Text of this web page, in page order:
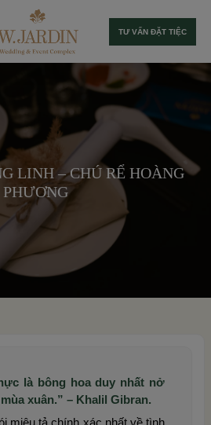
TƯ VẤN ĐẶT TIỆC
LINH – CHÚ RỂ HOÀNG
PHƯƠNG
là bông hoa duy nhất nở
xuân.” – Khalil Gibran.